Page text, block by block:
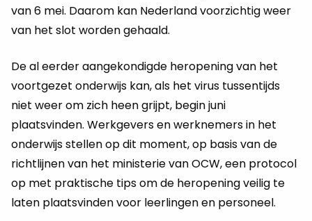
van 6 mei. Daarom kan Nederland voorzichtig weer
van het slot worden gehaald.
De al eerder aangekondigde heropening van het
voortgezet onderwijs kan, als het virus tussentijds
niet weer om zich heen grijpt, begin juni
plaatsvinden. Werkgevers en werknemers in het
onderwijs stellen op dit moment, op basis van de
richtlijnen van het ministerie van OCW, een protocol
op met praktische tips om de heropening veilig te
laten plaatsvinden voor leerlingen en personeel.